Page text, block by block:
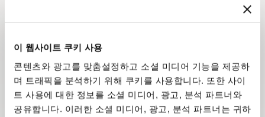
이 웹사이트 쿠키 사용
콘텐츠와 광고를 맞춤설정하고 소셜 미디어 기능을 제공하
며 트래픽을 분석하기 위해 쿠키를 사용합니다. 또한 사이
트 사용에 대한 정보를 소셜 미디어, 광고, 분석 파트너와
공유합니다. 이러한 소셜 미디어, 광고, 분석 파트너는 귀하